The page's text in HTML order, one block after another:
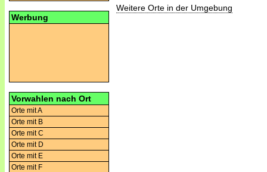
Werbung
Vorwahlen nach Ort
Orte mit A
Orte mit B
Orte mit C
Orte mit D
Orte mit E
Orte mit F
Weitere Orte in der Umgebung